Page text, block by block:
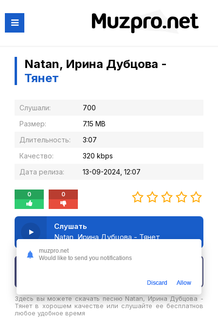
Natan, Ирина Дубцова -
Тянет
Слушали:
700
Размер:
7.15 MB
Длительность:
3:07
Качество:
320 kbps
Дата релиза:
13-09-2024, 12:07
0 0
Слушать
Natan, Ирина Дубцова - Тянет
Здесь вы можете скачать песню Natan, Ирина Дубцова -
Тянет в хорошем качестве или слушайте ее бесплатнов
любое удобное время
muzpro.net
Would like to send you notifications
Discard Allow